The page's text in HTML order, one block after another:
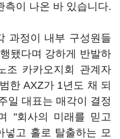
측이 나온 바 있습니다.
과정이 내부 구성원들
됐다며 강하게 반발하
조 카카오지회 관계자
한 AXZ가 1년도 채 되
일 대표는 매각이 결정
"회사의 미래를 믿고
넣고 홀로 탈출하는 모